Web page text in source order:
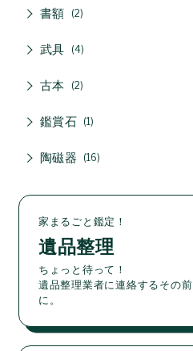
書額 2
武具 4
古本 2
鑑賞石 1
陶磁器 16
家まるごと鑑定！
遺品整理
ちょっと待って！
遺品整理業者に連絡するその前
に。